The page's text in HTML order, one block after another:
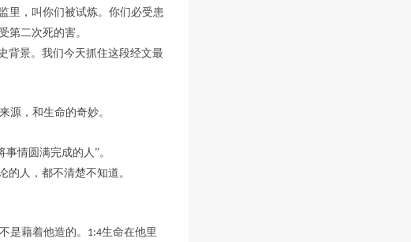
里，叫你们被试炼。你们必受患
第二次死的害。
背景。我们今天抓住这段经文最
源，和生命的奇妙。
情圆满完成的人”。
的人，都不清楚不知道。
是藉着他造的。 1:4生命在他里